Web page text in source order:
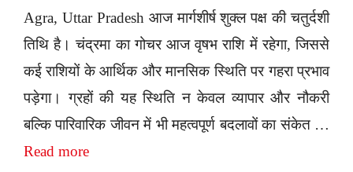
Agra, Uttar Pradesh आज मार्गशीर्ष शुक्ल पक्ष की चतुर्दशी
तिथि है। चंद्रमा का गोचर आज वृषभ राशि में रहेगा, जिससे
कई राशियों के आर्थिक और मानसिक स्थिति पर गहरा प्रभाव
पड़ेगा। ग्रहों की यह स्थिति न केवल व्यापार और नौकरी
बल्कि पारिवारिक जीवन में भी महत्वपूर्ण बदलावों का संकेत …
Read more